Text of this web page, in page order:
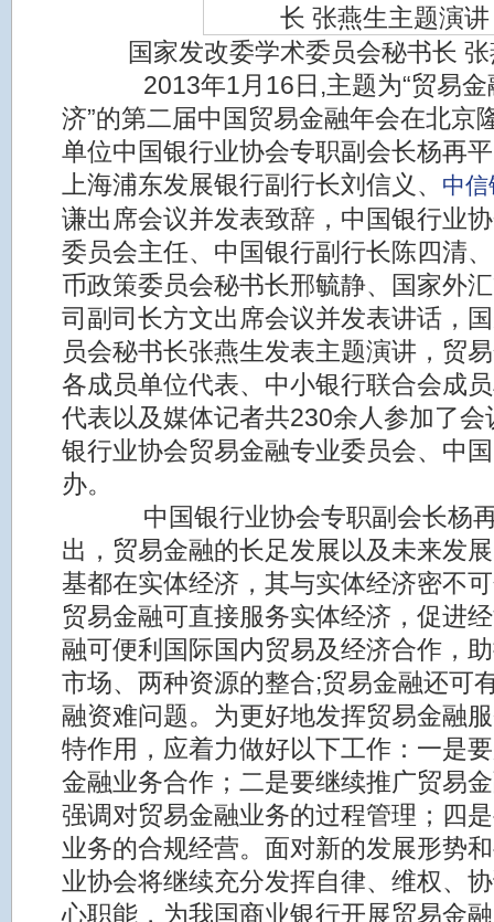
国家发改委学术委员会秘书长
2013年1月16日,主题为“贸易金
济”的第二届中国贸易金融年会在北京
单位中国银行业协会专职副会长杨再
上海浦东发展银行副行长刘信义、
中
谦出席会议并发表致辞，中国银行业
委员会主任、中国银行副行长陈四清
币政策委员会秘书长邢毓静、国家外
司副司长方文出席会议并发表讲话，
员会秘书长张燕生发表主题演讲，贸
各成员单位代表、中小银行联合会成
代表以及媒体记者共230余人参加了
银行业协会贸易金融专业委员会、中
办。
中国银行业协会专职副会长杨
出，贸易金融的长足发展以及未来发
基都在实体经济，其与实体经济密不
贸易金融可直接服务实体经济，促进
融可便利国际国内贸易及经济合作，
市场、两种资源的整合;贸易金融还可
融资难问题。为更好地发挥贸易金融
特作用，应着力做好以下工作：一是
金融业务合作；二是要继续推广贸易
强调对贸易金融业务的过程管理；四
业务的合规经营。面对新的发展形势
业协会将继续充分发挥自律、维权、
心职能，为我国商业银行开展贸易金